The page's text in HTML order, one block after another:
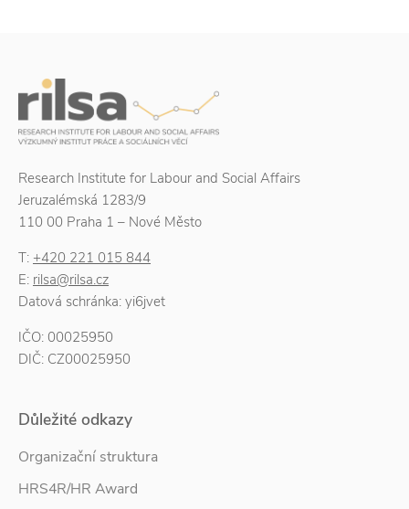
Research Institute for Labour and Social Affairs
Jeruzalémská 1283/9
110 00 Praha 1 – Nové Město
T: +420 221 015 844
E: rilsa@rilsa.cz
Datová schránka: yi6jvet
IČO: 00025950
DIČ: CZ00025950
Důležité odkazy
Organizační struktura
HRS4R/HR Award